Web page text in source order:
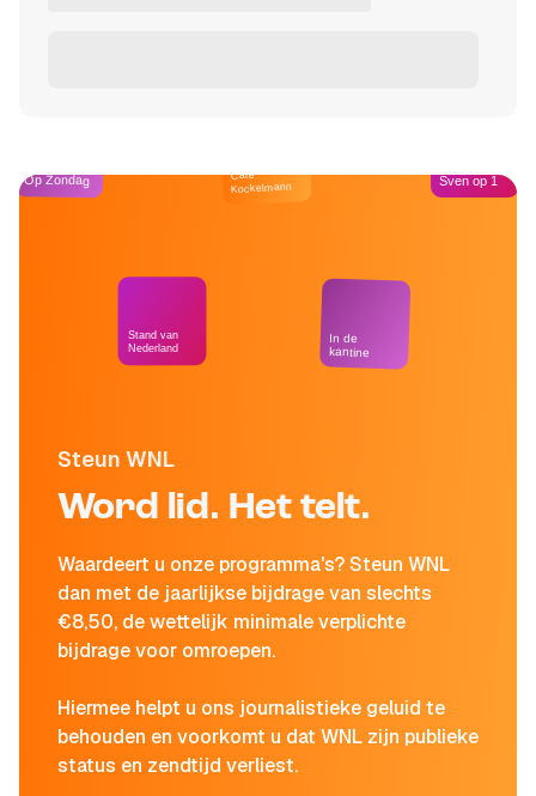
Steun WNL
Word lid. Het telt.
Waardeert u onze programma's? Steun WNL
dan met de jaarlijkse bijdrage van slechts
€8,50, de wettelijk minimale verplichte
bijdrage voor omroepen.
Hiermee helpt u ons journalistieke geluid te
behouden en voorkomt u dat WNL zijn publieke
status en zendtijd verliest.
Op Zondag
Stand van
Nederland
Café
Kockelmann
In de
kantine
Sven op 1